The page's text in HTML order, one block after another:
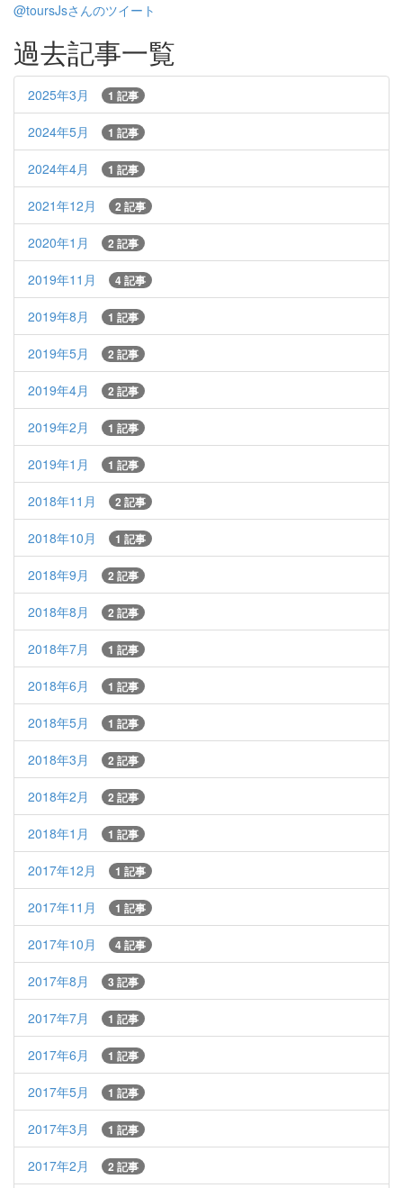
@toursJsさんのツイート
過去記事一覧
2025年3月 1 記事
2024年5月 1 記事
2024年4月 1 記事
2021年12月 2 記事
2020年1月 2 記事
2019年11月 4 記事
2019年8月 1 記事
2019年5月 2 記事
2019年4月 2 記事
2019年2月 1 記事
2019年1月 1 記事
2018年11月 2 記事
2018年10月 1 記事
2018年9月 2 記事
2018年8月 2 記事
2018年7月 1 記事
2018年6月 1 記事
2018年5月 1 記事
2018年3月 2 記事
2018年2月 2 記事
2018年1月 1 記事
2017年12月 1 記事
2017年11月 1 記事
2017年10月 4 記事
2017年8月 3 記事
2017年7月 1 記事
2017年6月 1 記事
2017年5月 1 記事
2017年3月 1 記事
2017年2月 2 記事